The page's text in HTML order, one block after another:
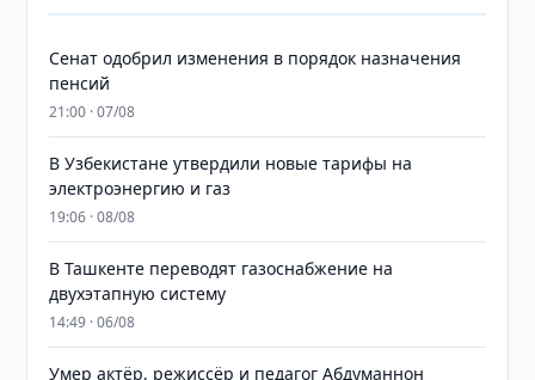
Сенат одобрил изменения в порядок назначения
пенсий
21:00 · 07/08
В Узбекистане утвердили новые тарифы на
электроэнергию и газ
19:06 · 08/08
В Ташкенте переводят газоснабжение на
двухэтапную систему
14:49 · 06/08
Умер актёр, режиссёр и педагог Абдуманнон